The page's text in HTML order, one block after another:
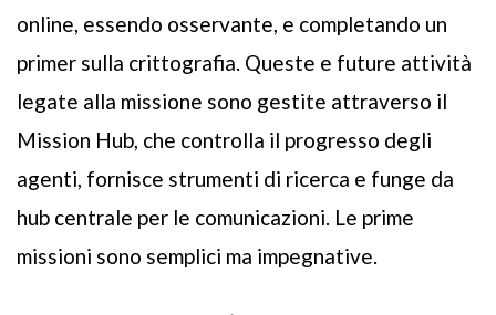
online, essendo osservante, e completando un
primer sulla crittografia. Queste e future attività
legate alla missione sono gestite attraverso il
Mission Hub, che controlla il progresso degli
agenti, fornisce strumenti di ricerca e funge da
hub centrale per le comunicazioni. Le prime
missioni sono semplici ma impegnative.